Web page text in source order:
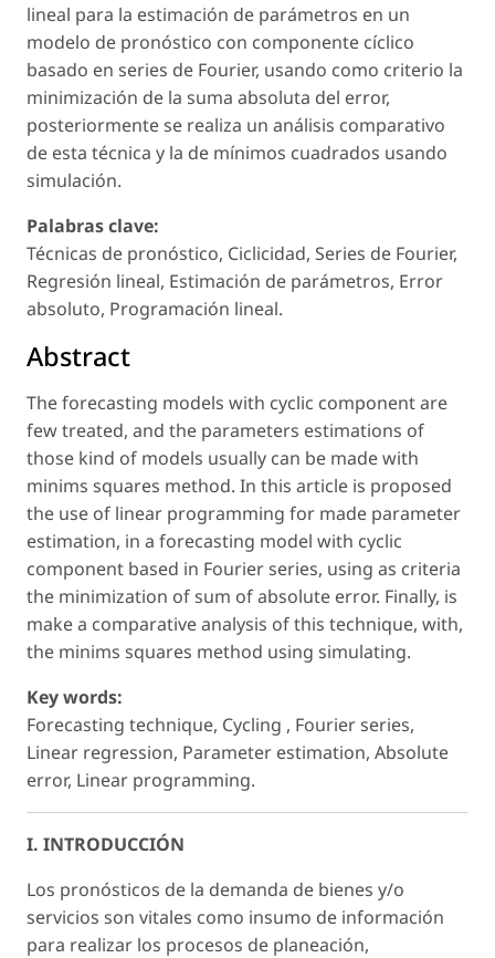
lineal para la estimación de parámetros en un
modelo de pronóstico con componente cíclico
basado en series de Fourier, usando como criterio la
minimización de la suma absoluta del error,
posteriormente se realiza un análisis comparativo
de esta técnica y la de mínimos cuadrados usando
simulación.
Palabras clave:
Técnicas de pronóstico, Ciclicidad, Series de Fourier,
Regresión lineal, Estimación de parámetros, Error
absoluto, Programación lineal.
Abstract
The forecasting models with cyclic component are
few treated, and the parameters estimations of
those kind of models usually can be made with
minims squares method. In this article is proposed
the use of linear programming for made parameter
estimation, in a forecasting model with cyclic
component based in Fourier series, using as criteria
the minimization of sum of absolute error. Finally, is
make a comparative analysis of this technique, with,
the minims squares method using simulating.
Key words:
Forecasting technique, Cycling , Fourier series,
Linear regression, Parameter estimation, Absolute
error, Linear programming.
I. INTRODUCCIÓN
Los pronósticos de la demanda de bienes y/o
servicios son vitales como insumo de información
para realizar los procesos de planeación,